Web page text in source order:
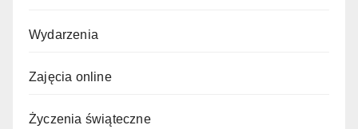
Wydarzenia
Zajęcia online
Życzenia świąteczne